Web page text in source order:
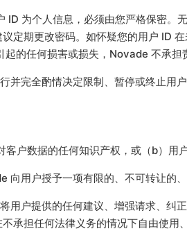
ID 为个人信息，必须由您严格保密
定期更改密码。如怀疑您的用户 ID
的任何损害或损失，Novade 不承担
完全酌情决定限制、暂停或终止用
户数据的任何知识产权，或（b）用
用户授予一项有限的、不可转让的
用户提供的任何建议、增强请求、纠
担任何法律义务的情况下自由使用